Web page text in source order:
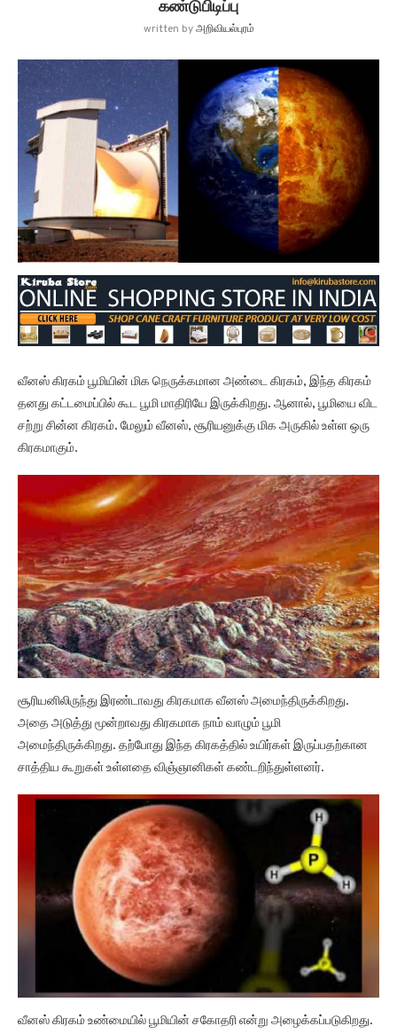
கண்டுபிடிப்பு
written byஅறிவியல்புரம்
வீனஸ் கிரகம் பூமியின் மிக நெருக்கமான அண்டை கிரகம், இந்த கிரகம்
தனது கட்டமைப்பில் கூட பூமி மாதிரியே இருக்கிறது. ஆனால், பூமியை விட
சற்று சின்ன கிரகம். மேலும் வீனஸ், சூரியனுக்கு மிக அருகில் உள்ள ஒரு
கிரகமாகும்.
சூரியனிலிருந்து இரண்டாவது கிரகமாக வீனஸ் அமைந்திருக்கிறது.
அதை அடுத்து மூன்றாவது கிரகமாக நாம் வாழும் பூமி
அமைந்திருக்கிறது. தற்போது இந்த கிரகத்தில் உயிர்கள் இருப்பதற்கான
சாத்திய கூறுகள் உள்ளதை விஞ்ஞானிகள் கண்டறிந்துள்ளனர்.
வீனஸ் கிரகம் உண்மையில் பூமியின் சகோதரி என்று அழைக்கப்படுகிறது.